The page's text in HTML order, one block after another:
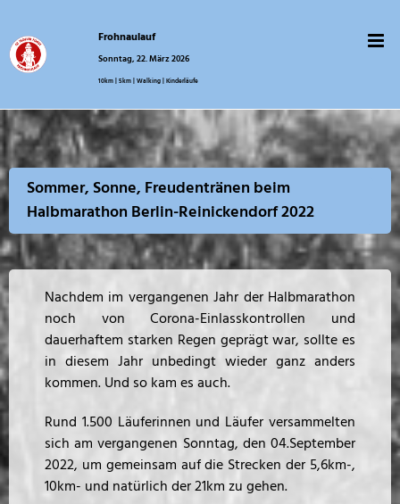
springen
Frohnaulauf
Sonntag, 22. März 2026
10km | 5km | Walking | Kinderläufe
Sommer, Sonne, Freudentränen beim
Halbmarathon Berlin-Reinickendorf 2022
Nachdem im vergangenen Jahr der Halbmarathon
noch von Corona-Einlasskontrollen und
dauerhaftem starken Regen geprägt war, sollte es
in diesem Jahr unbedingt wieder ganz anders
kommen. Und so kam es auch.
Rund 1.500 Läuferinnen und Läufer versammelten
sich am vergangenen Sonntag, den 04.September
2022, um gemeinsam auf die Strecken der 5,6km-,
10km- und natürlich der 21km zu gehen.